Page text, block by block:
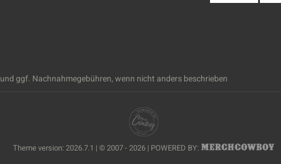
und ggf. Nachnahmegebühren, wenn nicht anders beschrieben
Theme version: 2026.7.1 | © 2007 - 2026 | POWERED BY: